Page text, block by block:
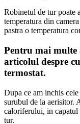
Robinetul de tur poate
temperatura din
pastra o temperatura
Pentru mai multe
articolul despre
termostat.
Dupa ce am inchis
surubul de la aerisitor.
caloriferului, in capatul
tur.